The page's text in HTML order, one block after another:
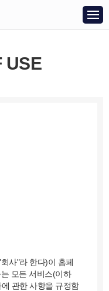
USE
사"라 한다)이 홈페
모든 서비스(이하
관한 사항을 규정함